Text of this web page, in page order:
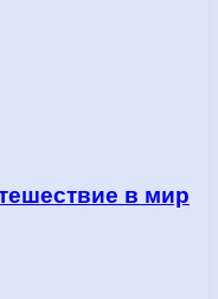
в мир